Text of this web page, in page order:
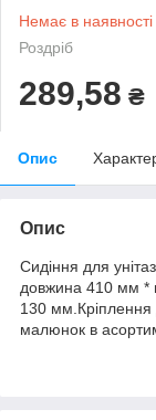
Немає в наявності
Роздріб
289,58 ₴
Опис
Опис
Сидіння для
довжина 410 мм *
130 мм.Кріплення
малюнок в